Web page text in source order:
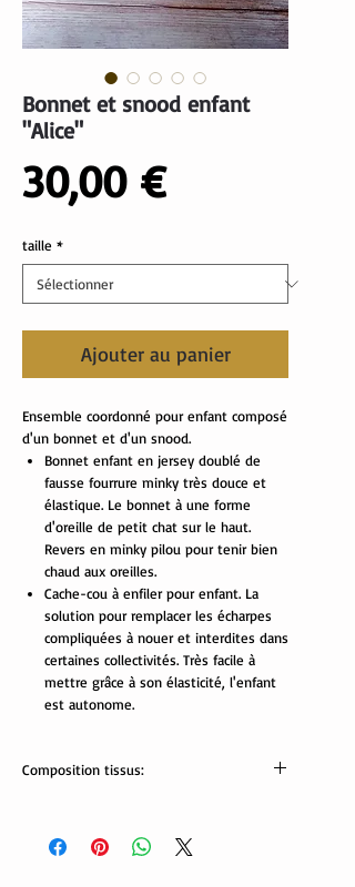
Bonnet et snood enfant
"Alice"
30,00 €Prix
taille *
Ajouter au panier
Ensemble coordonné pour enfant composé
d'un bonnet et d'un snood.
Bonnet enfant en jersey doublé de
fausse fourrure minky très douce et
élastique. Le bonnet à une forme
d'oreille de petit chat sur le haut.
Revers en minky pilou pour tenir bien
chaud aux oreilles.
Cache-cou à enfiler pour enfant. La
solution pour remplacer les écharpes
compliquées à nouer et interdites dans
certaines collectivités. Très facile à
mettre grâce à son élasticité, l'enfant
est autonome.
Composition tissus:
minky pilou: 100% polyester